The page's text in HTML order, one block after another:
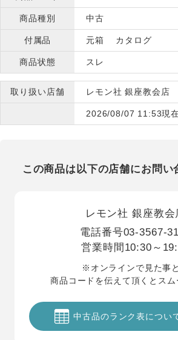
商品種別 中古
付属品 元箱 カタログ
商品状態 スレ
取り扱い店舗 レモン社 銀座教会店
2026/08/07 11:53現
この商品は以下の店舗にお問い
レモン社 銀座教会
電話番号03-3567-
営業時間 10:30～
※オンラインで見た事と
商品コードを伝えて頂くとスム
中古品のランク表につい